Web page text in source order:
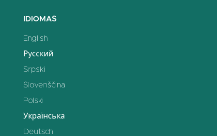
IDIOMAS
English
Русский
Srpski
Slovenščina
Polski
Українська
Deutsch